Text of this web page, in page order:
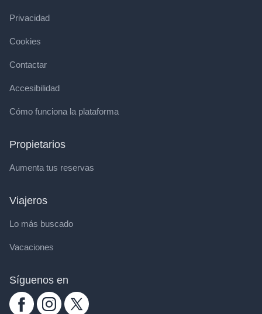
Privacidad
Cookies
Contactar
Accesibilidad
Cómo funciona la plataforma
Propietarios
Aumenta tus reservas
Viajeros
Lo más buscado
Vacaciones
Síguenos en